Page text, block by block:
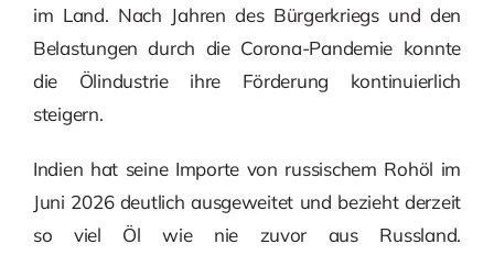
im Land. Nach Jahren des Bürgerkriegs und den
Belastungen durch die Corona-Pandemie konnte
die Ölindustrie ihre Förderung kontinuierlich
steigern.
Indien hat seine Importe von russischem Rohöl im
Juni 2026 deutlich ausgeweitet und bezieht derzeit
so viel Öl wie nie zuvor aus Russland.